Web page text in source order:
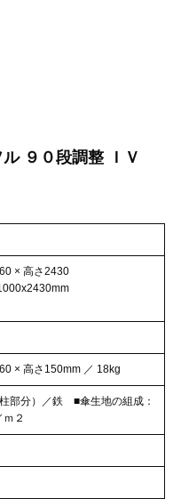
９０段調整 ＩＶ
× 高さ2430
× 高さ150mm ／ 18kg
部分）／鉄 ■傘生地の組成：
２